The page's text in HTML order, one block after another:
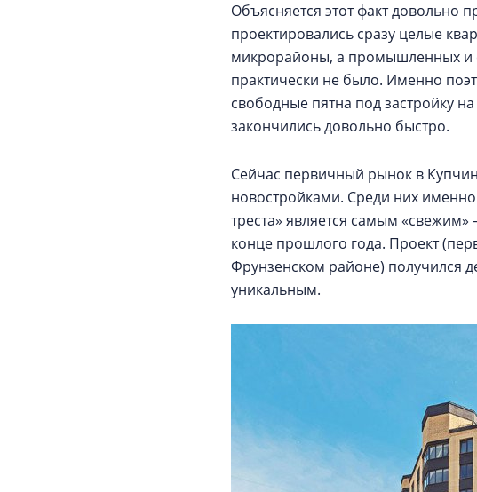
Объясняется этот факт довольно
проектировались сразу целые
микрорайоны, а промышленных и
практически не было. Именно
свободные пятна под застройку
закончились довольно быстро.
Сейчас первичный рынок в
новостройками. Среди них
треста» является самым
конце прошлого года. Проект
Фрунзенском районе) получился
уникальным.